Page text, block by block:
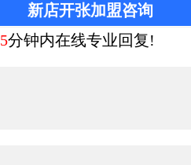
新店开张加盟咨询
5分钟内在线专业回复!